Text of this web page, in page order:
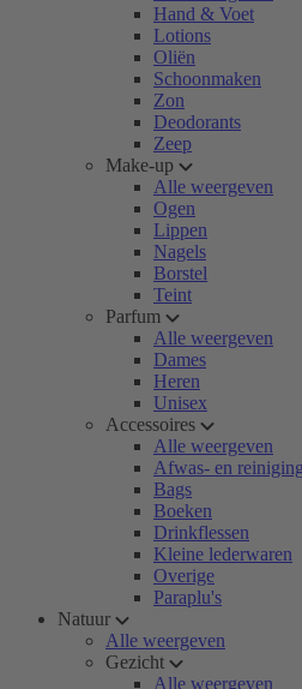
Hand & Voet
Lotions
Oliën
Schoonmaken
Zon
Deodorants
Zeep
Make-up
Alle weergeven
Ogen
Lippen
Nagels
Borstel
Teint
Parfum
Alle weergeven
Dames
Heren
Unisex
Accessoires
Alle weergeven
Afwas- en
Bags
Boeken
Drinkflessen
Kleine lederwaren
Overige
Paraplu's
Natuur
Alle weergeven
Gezicht
Alle weergeven